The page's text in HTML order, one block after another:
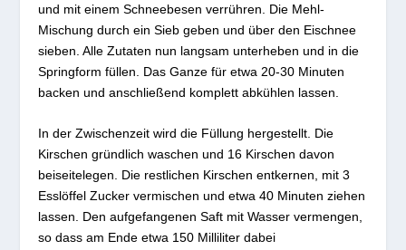
und mit einem Schneebesen verrühren. Die Mehl-
Mischung durch ein Sieb geben und über den Eischnee
sieben. Alle Zutaten nun langsam unterheben und in die
Springform füllen. Das Ganze für etwa 20-30 Minuten
backen und anschließend komplett abkühlen lassen.
In der Zwischenzeit wird die Füllung hergestellt. Die
Kirschen gründlich waschen und 16 Kirschen davon
beiseitelegen. Die restlichen Kirschen entkernen, mit 3
Esslöffel Zucker vermischen und etwa 40 Minuten ziehen
lassen. Den aufgefangenen Saft mit Wasser vermengen,
so dass am Ende etwa 150 Milliliter dabei